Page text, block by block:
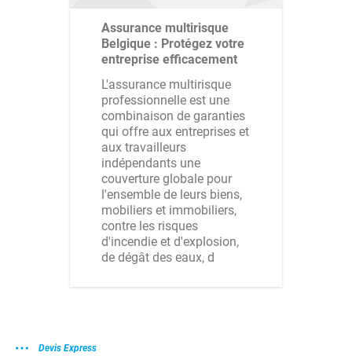
Assurance multirisque
Belgique : Protégez votre
entreprise efficacement
L'assurance multirisque
professionnelle est une
combinaison de garanties
qui offre aux entreprises et
aux travailleurs
indépendants une
couverture globale pour
l'ensemble de leurs biens,
mobiliers et immobiliers,
contre les risques
d'incendie et d'explosion,
de dégât des eaux, d
Devis Express